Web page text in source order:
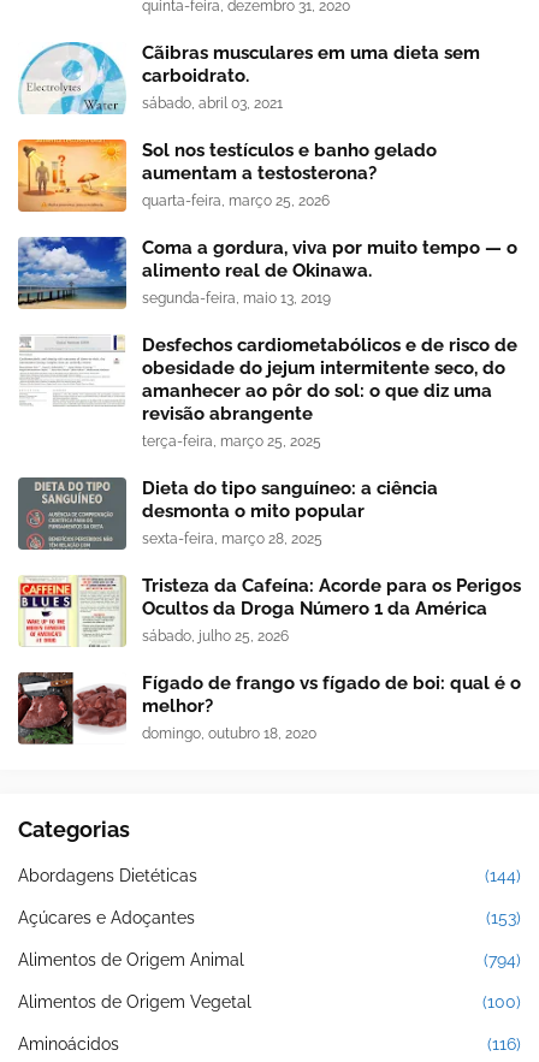
quinta-feira, dezembro 31, 2020
Cãibras musculares em uma dieta sem
carboidrato.
sábado, abril 03, 2021
Sol nos testículos e banho gelado
aumentam a testosterona?
quarta-feira, março 25, 2026
Coma a gordura, viva por muito tempo — o
alimento real de Okinawa.
segunda-feira, maio 13, 2019
Desfechos cardiometabólicos e de risco de
obesidade do jejum intermitente seco, do
amanhecer ao pôr do sol: o que diz uma
revisão abrangente
terça-feira, março 25, 2025
Dieta do tipo sanguíneo: a ciência
desmonta o mito popular
sexta-feira, março 28, 2025
Tristeza da Cafeína: Acorde para os Perigos
Ocultos da Droga Número 1 da América
sábado, julho 25, 2026
Fígado de frango vs fígado de boi: qual é o
melhor?
domingo, outubro 18, 2020
Categorias
Abordagens Dietéticas (144)
Açúcares e Adoçantes (153)
Alimentos de Origem Animal (794)
Alimentos de Origem Vegetal (100)
Aminoácidos (116)